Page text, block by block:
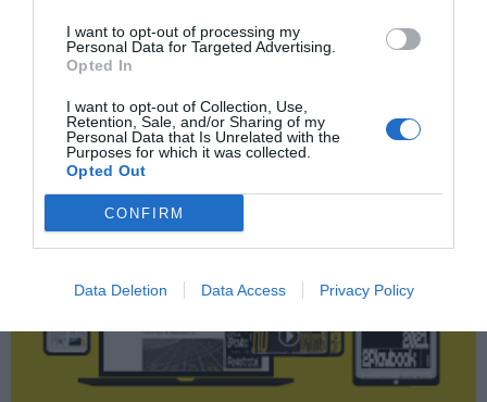
I want to opt-out of processing my
Personal Data for Targeted Advertising.
Opted In
I want to opt-out of Collection, Use,
Retention, Sale, and/or Sharing of my
Personal Data that Is Unrelated with the
Purposes for which it was collected.
Opted Out
CONFIRM
Data Deletion Data Access Privacy Policy
2Playbook Club